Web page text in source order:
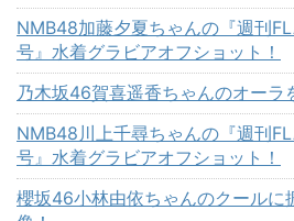
NMB48加藤夕夏ちゃんの『週刊
号』水着グラビアオフショット！
乃木坂46賀喜遥香ちゃんのオーラ
NMB48川上千尋ちゃんの『週刊
号』水着グラビアオフショット！
櫻坂46小林由依ちゃんのクールに